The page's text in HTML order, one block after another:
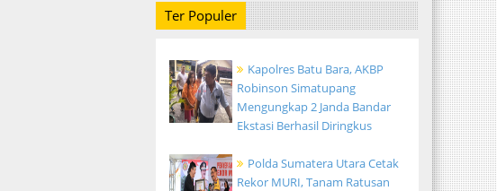
Ter Populer
Kapolres Batu Bara, AKBP
Robinson Simatupang
Mengungkap 2 Janda Bandar
Ekstasi Berhasil Diringkus
Polda Sumatera Utara Cetak
Rekor MURI, Tanam Ratusan